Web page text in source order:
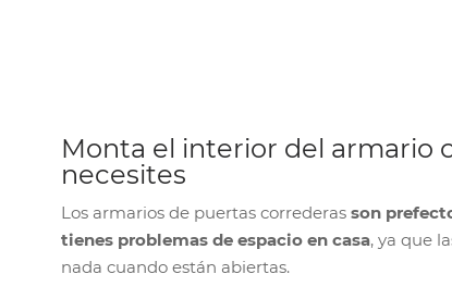
Monta el interior del armario
necesites
Los armarios de puertas correderas son
tienes problemas de espacio en casa, ya que
nada cuando están abiertas.